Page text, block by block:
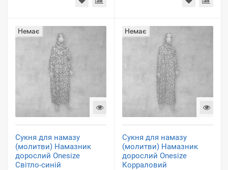
Немає
Сукня для намазу
(молитви) Намазник
дорослий Onesize
Світло-синій
Немає
Сукня для намазу
(молитви) Намазник
дорослий Onesize
Корраловий